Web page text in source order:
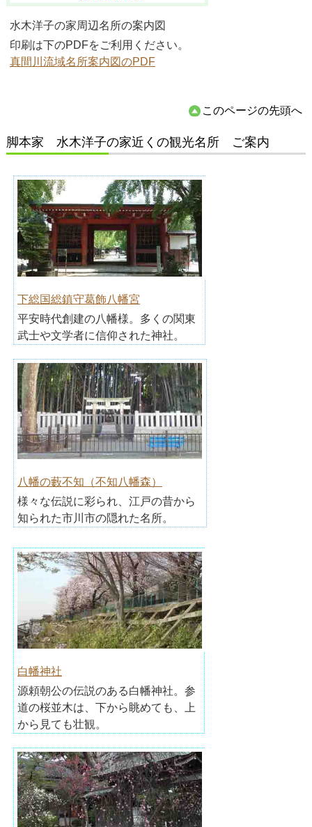
水木洋子の家周辺名所の案内図
印刷は下のPDFをご利用ください。
真間川流域名所案内図のPDF
このページの先頭へ
脚本家 水木洋子の家近くの観光名所 ご案内
下総国総鎮守葛飾八幡宮
平安時代創建の八幡様。多くの関東
武士や文学者に信仰された神社。
八幡の藪不知（不知八幡森）
様々な伝説に彩られ、江戸の昔から
知られた市川市の隠れた名所。
白幡神社
源頼朝公の伝説のある白幡神社。参
道の桜並木は、下から眺めても、上
から見ても壮観。